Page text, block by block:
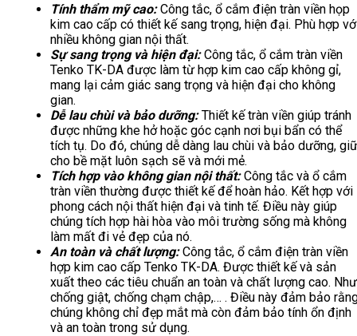
Tính thẩm mỹ cao:Công tắc, ổ cắm điện tràn viền họp
kim cao cấp có thiết kế sang trọng, hiện đại. Phù hợp
nhiều không gian nội thất.
Sự sang trọng và hiện đại:Công tắc, ổ cắm tràn viền
Tenko TK-DA được làm từ hợp kim cao cấp không gỉ,
mang lại cảm giác sang trọng và hiện đại cho không
gian.
Dễ lau chùi và bảo dưỡng:Thiết kế tràn viền giúp tránh
được những khe hở hoặc góc cạnh nơi bụi bẩn có thể
tích tụ. Do đó, chúng dễ dàng lau chùi và bảo dưỡng, giữ
cho bề mặt luôn sạch sẽ và mới mẻ.
Tích hợp vào không gian nội thất:Công tắc và ổ cắm
tràn viền thường được thiết kế để hoàn hảo. Kết hợp với
phong cách nội thất hiện đại và tinh tế. Điều này giúp
chúng tích hợp hài hòa vào môi trường sống mà không
làm mất đi vẻ đẹp của nó.
An toàn và chất lượng: Công tắc, ổ cắm điện tràn viền
hợp kim cao cấp Tenko TK-DA. Được thiết kế và sản
xuất theo các tiêu chuẩn an toàn và chất lượng cao. Như
chống giật, chống chạm chập,… . Điều này đảm bảo
chúng không chỉ đẹp mắt mà còn đảm bảo tính ổn định
và an toàn trong sử dụng.